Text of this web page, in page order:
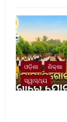
ଓଡ଼ିଶା
ଶିକ୍ଷା
ସ୍ୱାସ୍ଥ୍ୟ